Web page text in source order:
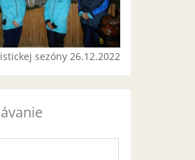
sezóny 26.12.2022